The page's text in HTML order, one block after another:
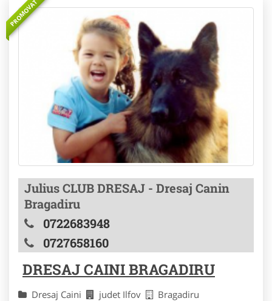
PROMOVAT
Julius CLUB DRESAJ - Dresaj Canin
Bragadiru
0722683948
0727658160
DRESAJ CAINI BRAGADIRU
Dresaj Caini judet Ilfov
Bragadiru